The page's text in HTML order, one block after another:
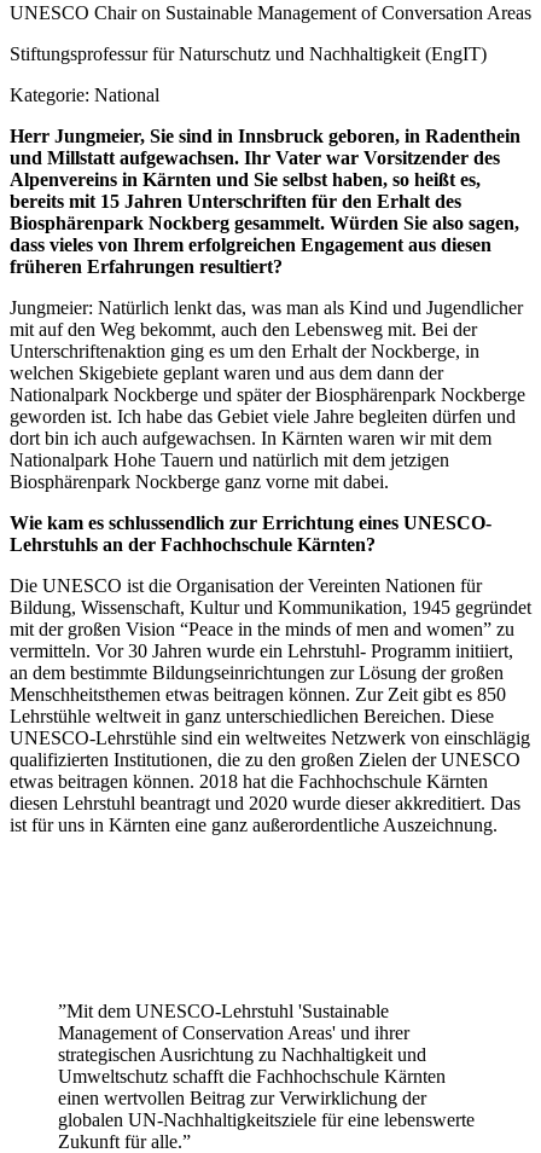
UNESCO Chair on Sustainable Management of Conversation Areas
Stiftungsprofessur für Naturschutz und Nachhaltigkeit (EngIT)
Kategorie: National
Herr Jungmeier, Sie sind in Innsbruck geboren, in Radenthein
und Millstatt aufgewachsen. Ihr Vater war Vorsitzender des
Alpenvereins in Kärnten und Sie selbst haben, so heißt es,
bereits mit 15 Jahren Unterschriften für den Erhalt des
Biosphärenpark Nockberg gesammelt. Würden Sie also sagen,
dass vieles von Ihrem erfolgreichen Engagement aus diesen
früheren Erfahrungen resultiert?
Jungmeier: Natürlich lenkt das, was man als Kind und Jugendlicher
mit auf den Weg bekommt, auch den Lebensweg mit. Bei der
Unterschriftenaktion ging es um den Erhalt der Nockberge, in
welchen Skigebiete geplant waren und aus dem dann der
Nationalpark Nockberge und später der Biosphärenpark Nockberge
geworden ist. Ich habe das Gebiet viele Jahre begleiten dürfen und
dort bin ich auch aufgewachsen. In Kärnten waren wir mit dem
Nationalpark Hohe Tauern und natürlich mit dem jetzigen
Biosphärenpark Nockberge ganz vorne mit dabei.
Wie kam es schlussendlich zur Errichtung eines UNESCO-
Lehrstuhls an der Fachhochschule Kärnten?
Die UNESCO ist die Organisation der Vereinten Nationen für
Bildung, Wissenschaft, Kultur und Kommunikation, 1945 gegründet
mit der großen Vision “Peace in the minds of men and women” zu
vermitteln. Vor 30 Jahren wurde ein Lehrstuhl- Programm initiiert,
an dem bestimmte Bildungseinrichtungen zur Lösung der großen
Menschheitsthemen etwas beitragen können. Zur Zeit gibt es 850
Lehrstühle weltweit in ganz unterschiedlichen Bereichen. Diese
UNESCO-Lehrstühle sind ein weltweites Netzwerk von einschlägig
qualifizierten Institutionen, die zu den großen Zielen der UNESCO
etwas beitragen können. 2018 hat die Fachhochschule Kärnten
diesen Lehrstuhl beantragt und 2020 wurde dieser akkreditiert. Das
ist für uns in Kärnten eine ganz außerordentliche Auszeichnung.
”Mit dem UNESCO-Lehrstuhl 'Sustainable
Management of Conservation Areas' und ihrer
strategischen Ausrichtung zu Nachhaltigkeit und
Umweltschutz schafft die Fachhochschule Kärnten
einen wertvollen Beitrag zur Verwirklichung der
globalen UN-Nachhaltigkeitsziele für eine lebenswerte
Zukunft für alle.”